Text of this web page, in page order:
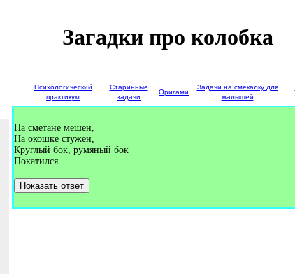
Загадки про колобка
Психологический
практикум
Старинные
задачи
Оригами
Задачи на смекалку для
малышей
На сметане мешен,
На окошке стужен,
Круглый бок, румяный бок
Покатился ...
Показать ответ